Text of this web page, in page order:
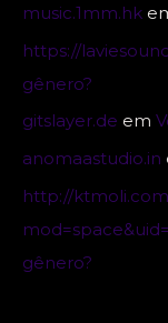
music.1mm.hk
https://
gênero?
gitslayer.de em
anomaastudio.in
http://
gênero?